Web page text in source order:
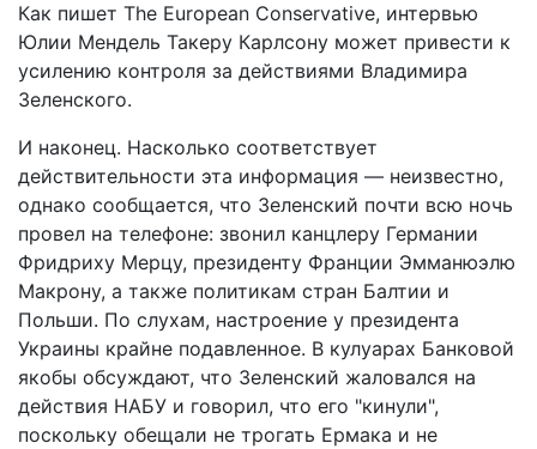
Как пишет The European Conservative, интервью
Юлии Мендель Такеру Карлсону может привести к
усилению контроля за действиями Владимира
Зеленского.
И наконец. Насколько соответствует
действительности эта информация — неизвестно,
однако сообщается, что Зеленский почти всю ночь
провел на телефоне: звонил канцлеру Германии
Фридриху Мерцу, президенту Франции Эмманюэлю
Макрону, а также политикам стран Балтии и
Польши. По слухам, настроение у президента
Украины крайне подавленное. В кулуарах Банковой
якобы обсуждают, что Зеленский жаловался на
действия НАБУ и говорил, что его "кинули",
поскольку обещали не трогать Ермака и не